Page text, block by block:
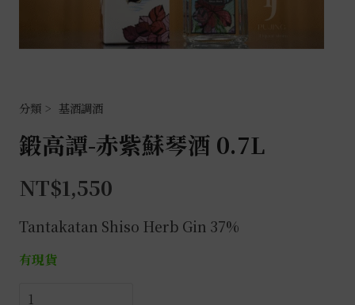
基酒調酒
鍛高譚-赤紫蘇琴酒 0.7L
NT$1,550
Tantakatan Shiso Herb Gin 37%
有現貨
鍛